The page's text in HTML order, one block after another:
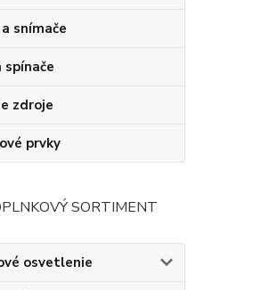
snímače
zdroje
prvky
SORTIMENT
osvetlenie